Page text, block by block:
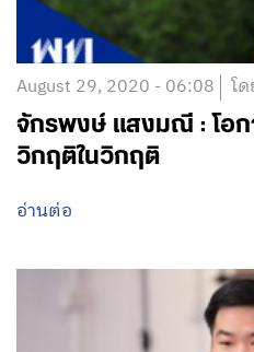
August 29, 2020 - 06:08 โ
จักรพงษ์ แสงมณี : โอ
วิกฤติในวิกฤติ
อ่านต่อ